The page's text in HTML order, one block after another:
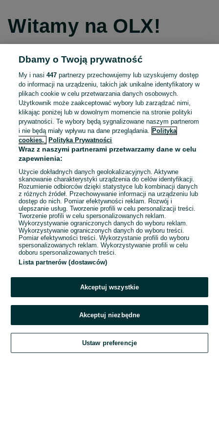
Witamy na OLX!
Kontynuuj przez Facebooka
Kontynuuj przez konto Apple
Kontynuuj przez konto Google
LUB
E-mail
Hasło
Zaloguj się
Kontynuując za pośrednictwem jednego z dostawców wskazanych powyżej,
OLX.pl w jego aktualnym brzmieniu.
Dbamy o Twoją prywatność
My i nasi447 partnerzy przechowujemy lub uzyskujemy dostęp
do informacji na urządzeniu, takich jak unikalne identyfikatory w
plikach cookie w celu przetwarzania danych osobowych.
Użytkownik może zaakceptować wybory lub zarządzać nimi,
klikając poniżej lub w dowolnym momencie na stronie polityki
prywatności. Te wybory będą sygnalizowane naszym partnerom
i nie będą miały wpływu na dane przeglądania.
Polityka
cookies,
Polityka Prywatności
Wraz z naszymi partnerami przetwarzamy dane w celu
zapewnienia:
Użycie dokładnych danych geolokalizacyjnych. Aktywne
skanowanie charakterystyki urządzenia do celów identyfikacji.
Rozumienie odbiorców dzięki statystyce lub kombinacji danych
z różnych źródeł. Przechowywanie informacji na urządzeniu lub
dostęp do nich. Pomiar efektywności reklam. Rozwój i
ulepszanie usług. Tworzenie profili w celu personalizacji treści.
Tworzenie profili w celu spersonalizowanych reklam.
Wykorzystywanie ograniczonych danych do wyboru reklam.
Wykorzystywanie ograniczonych danych do wyboru treści.
Pomiar efektywności treści. Wykorzystanie profili do wyboru
spersonalizowanych reklam. Wykorzystywanie profili w celu
doboru spersonalizowanych treści.
Lista partnerów (dostawców)
Akceptuj wszystkie
Akceptuj niezbędne
Ustaw preferencje